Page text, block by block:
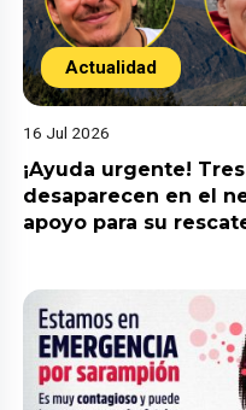
Actualidad
16 Jul 2026
¡Ayuda urgente!
desaparecen en el
apoyo para su